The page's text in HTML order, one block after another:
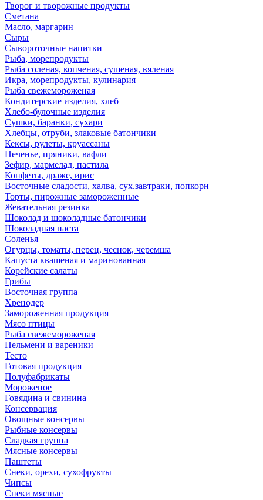
Творог и творожные продукты
Сметана
Масло, маргарин
Сыры
Сывороточные напитки
Рыба, морепродукты
Рыба соленая, копченая, сушеная, вяленая
Икра, морепродукты, кулинария
Рыба свежемороженая
Кондитерские изделия, хлеб
Хлебо-булочные изделия
Сушки, баранки, сухари
Хлебцы, отруби, злаковые батончики
Кексы, рулеты, круассаны
Печенье, пряники, вафли
Зефир, мармелад, пастила
Конфеты, драже, ирис
Восточные сладости, халва, сух.завтраки, попкорн
Торты, пирожные замороженные
Жевательная резинка
Шоколад и шоколадные батончики
Шоколадная паста
Соленья
Огурцы, томаты, перец, чеснок, черемша
Капуста квашеная и маринованная
Корейские салаты
Грибы
Восточная группа
Хренодер
Замороженная продукция
Мясо птицы
Рыба свежемороженая
Пельмени и вареники
Тесто
Готовая продукция
Полуфабрикаты
Мороженое
Говядина и свинина
Консервация
Овощные консервы
Рыбные консервы
Сладкая группа
Мясные консервы
Паштеты
Снеки, орехи, сухофрукты
Чипсы
Снеки мясные